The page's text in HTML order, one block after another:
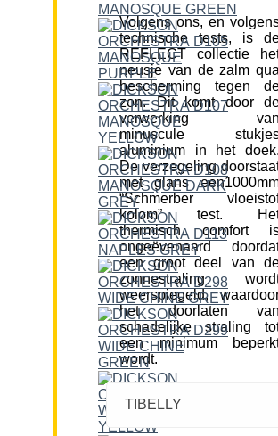
Volgens ons, en
technische tests, is
REFLECT collectie
neusje van de zalm qua
bescherming tegen
zon. Dit komt door
verwerking van
minuscule
aluminium in het doek.
De verzegeling
met glans
“Schmerber
kolom” test.
thermisch comfort
ongeëvenaard
een groot deel van
zonnestraling
weerspiegeld,
het doorlaten van
schadelijke straling
een minimum
wordt.
TIBELLY